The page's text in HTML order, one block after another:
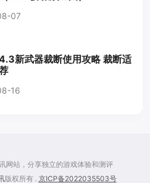
07
4.3新武器裁断使用攻略 裁断适
16
版权所有 . 京ICP备2022035503号
网站，分享独立的游戏体验和测评